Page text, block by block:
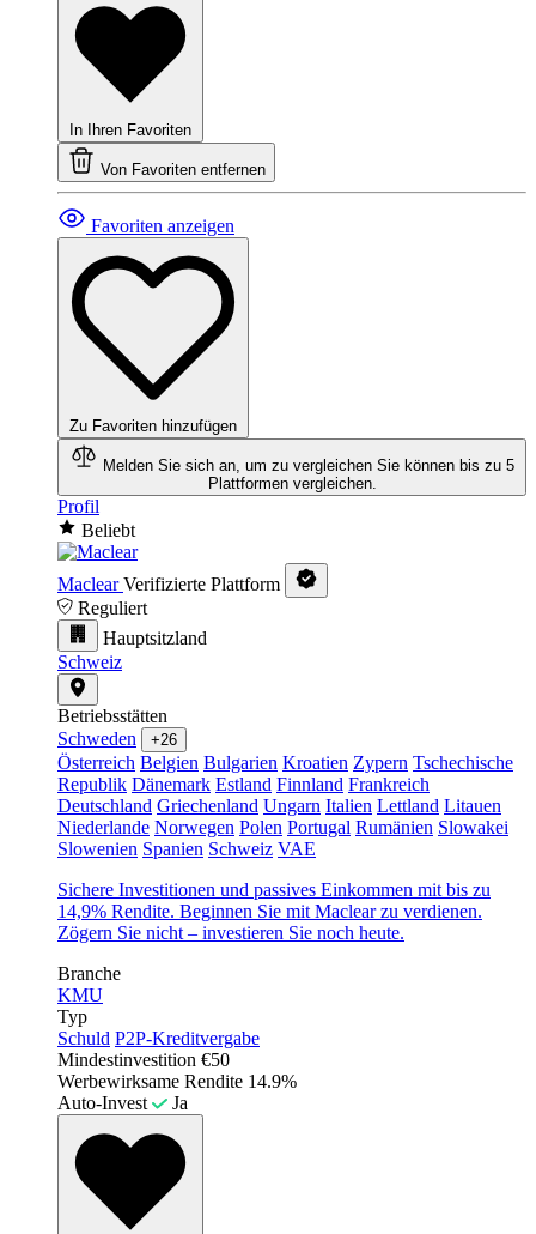
In Ihren Favoriten
Von Favoriten entfernen
Favoriten anzeigen
Zu Favoriten hinzufügen
Melden Sie sich an, um zu vergleichen Sie können bis zu 5
Plattformen vergleichen.
Profil
Beliebt
Maclear Verifizierte Plattform
Reguliert
Hauptsitzland
Schweiz
Betriebsstätten
Schweden
+26
Österreich Belgien Bulgarien Kroatien Zypern Tschechische
Republik Dänemark Estland Finnland Frankreich
Deutschland Griechenland Ungarn Italien Lettland Litauen
Niederlande Norwegen Polen Portugal Rumänien Slowakei
Slowenien Spanien Schweiz VAE
Sichere Investitionen und passives Einkommen mit bis zu
14,9% Rendite. Beginnen Sie mit Maclear zu verdienen.
Zögern Sie nicht – investieren Sie noch heute.
Branche
KMU
Typ
Schuld P2P-Kreditvergabe
Mindestinvestition €50
Werbewirksame Rendite 14.9%
Auto-Invest
Ja